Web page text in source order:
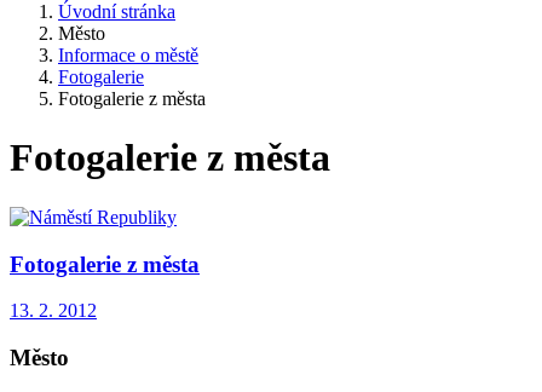
Úvodní stránka
Město
Informace o městě
Fotogalerie
Fotogalerie z města
Fotogalerie z města
Fotogalerie z města
13. 2. 2012
Město